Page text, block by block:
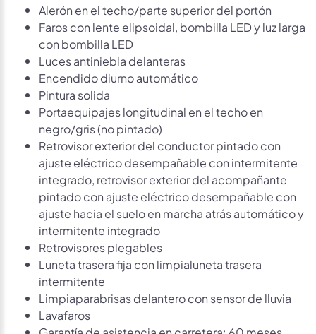
Alerón en el techo/parte superior del portón
Faros con lente elipsoidal, bombilla LED y luz larga
con bombilla LED
Luces antiniebla delanteras
Encendido diurno automático
Pintura solida
Portaequipajes longitudinal en el techo en
negro/gris (no pintado)
Retrovisor exterior del conductor pintado con
ajuste eléctrico desempañable con intermitente
integrado, retrovisor exterior del acompañante
pintado con ajuste eléctrico desempañable con
ajuste hacia el suelo en marcha atrás automático y
intermitente integrado
Retrovisores plegables
Luneta trasera fija con limpialuneta trasera
intermitente
Limpiaparabrisas delantero con sensor de lluvia
Lavafaros